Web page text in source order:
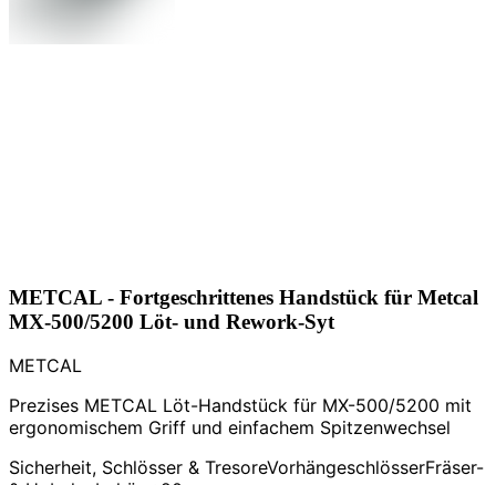
METCAL - Fortgeschrittenes Handstück für Metcal
MX-500/5200 Löt- und Rework-Syt
METCAL
Prezises METCAL Löt-Handstück für MX-500/5200 mit
ergonomischem Griff und einfachem Spitzenwechsel
Sicherheit, Schlösser & TresoreVorhängeschlösserFräser-